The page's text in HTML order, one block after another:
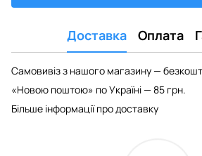
Доставка Оплата
Самовивіз з нашого магазину —
«Новою поштою» по Україні — 85 грн.
Більше інформації про доставку